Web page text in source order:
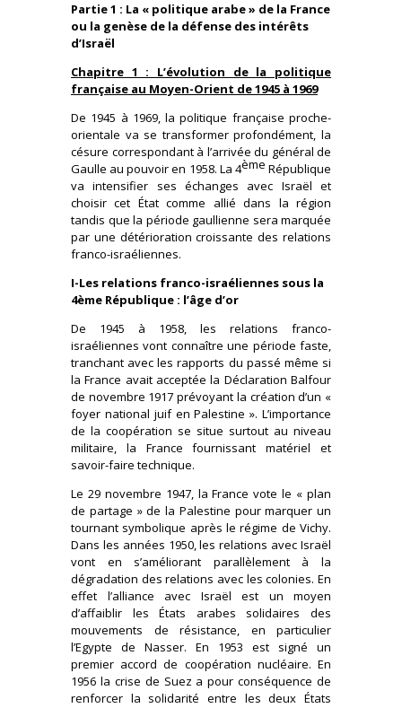
Partie 1 : La « politique arabe » de la France
ou la genèse de la défense des intérêts
d’Israël
Chapitre 1 : L’évolution de la politique
française au Moyen-Orient de 1945 à 1969
De 1945 à 1969, la politique française proche-
orientale va se transformer profondément, la
césure correspondant à l’arrivée du général de
Gaulle au pouvoir en 1958. La 4ème République
va intensifier ses échanges avec Israël et
choisir cet État comme allié dans la région
tandis que la période gaullienne sera marquée
par une détérioration croissante des relations
franco-israéliennes.
I-Les relations franco-israéliennes sous la
4ème République : l’âge d’or
De 1945 à 1958, les relations franco-
israéliennes vont connaître une période faste,
tranchant avec les rapports du passé même si
la France avait acceptée la Déclaration Balfour
de novembre 1917 prévoyant la création d’un «
foyer national juif en Palestine ». L’importance
de la coopération se situe surtout au niveau
militaire, la France fournissant matériel et
savoir-faire technique.
Le 29 novembre 1947, la France vote le « plan
de partage » de la Palestine pour marquer un
tournant symbolique après le régime de Vichy.
Dans les années 1950, les relations avec Israël
vont en s’améliorant parallèlement à la
dégradation des relations avec les colonies. En
effet l’alliance avec Israël est un moyen
d’affaiblir les États arabes solidaires des
mouvements de résistance, en particulier
l’Egypte de Nasser. En 1953 est signé un
premier accord de coopération nucléaire. En
1956 la crise de Suez a pour conséquence de
renforcer la solidarité entre les deux États